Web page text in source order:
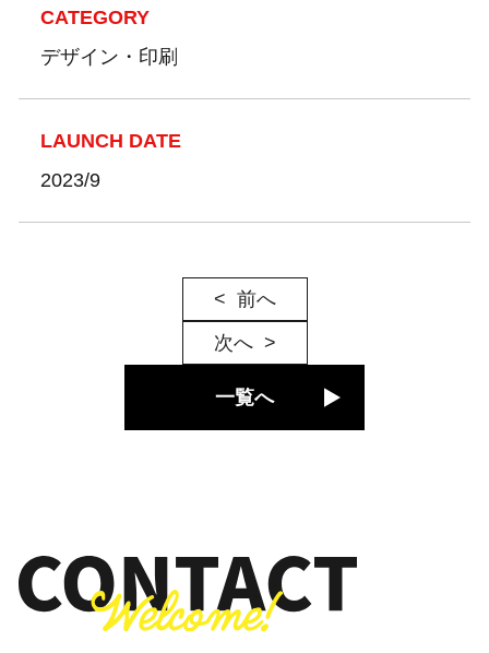
CATEGORY
デザイン・印刷
LAUNCH DATE
2023/9
前へ
次へ
一覧へ